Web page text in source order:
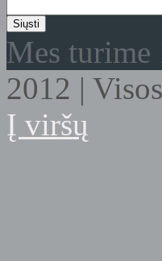
Mes turime
2012 |
Į viršų